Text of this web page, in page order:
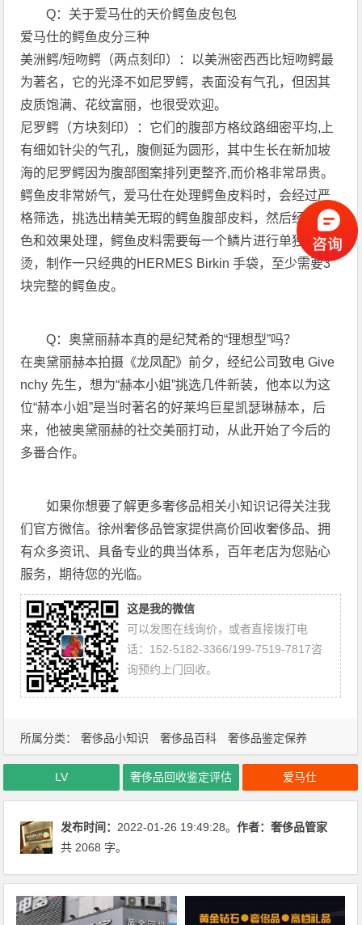
所属分类： 奢侈品小知识 奢侈品百科 奢侈品鉴定保养
Q：关于爱马仕的天价鳄鱼皮包包
爱马仕的鳄鱼皮分三种
美洲鳄/短吻鳄（两点刻印）：以美洲密西西比短吻鳄最
为著名，它的光泽不如尼罗鳄，表面没有气孔，但因其
皮质饱满、花纹富丽，也很受欢迎。
尼罗鳄（方块刻印）：它们的腹部方格纹路细密平均,上
有细如针尖的气孔，腹侧延为圆形，其中生长在新加坡
海的尼罗鳄因为腹部图案排列更整齐,而价格非常昂贵。
鳄鱼皮非常娇气，爱马仕在处理鳄鱼皮料时，会经过严
格筛选，挑选出精美无瑕的鳄鱼腹部皮料，然后经过染
色和效果处理，鳄鱼皮料需要每一个鳞片进行单独熨
烫，制作一只经典的HERMES Birkin 手袋，至少需要3
块完整的鳄鱼皮。
Q：奥黛丽赫本真的是纪梵希的“理想型”吗？
在奥黛丽赫本拍摄《龙凤配》前夕，经纪公司致电 Give
nchy 先生，想为“赫本小姐”挑选几件新装，他本以为这
位“赫本小姐”是当时著名的好莱坞巨星凯瑟琳赫本，后
来，他被奥黛丽赫的社交美丽打动，从此开始了今后的
多番合作。
如果你想要了解更多奢侈品相关小知识记得关注我
们官方微信。徐州奢侈品管家提供高价回收奢侈品、拥
有众多资讯、具备专业的典当体系，百年老店为您贴心
服务，期待您的光临。
这是我的微信
可以发图在线询价，或者直接拨打电
话：152-5182-3366/199-7519-7817咨
询预约上门回收。
LV 奢侈品回收鉴定评估 爱马仕
发布时间： 2022-01-26 19:49:28。作者：奢侈品管家
共 2068 字。